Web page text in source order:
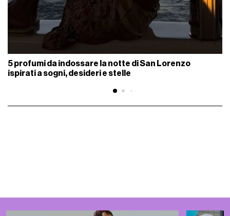
5 profumi da indossare la notte di San Lorenzo
ispirati a sogni, desideri e stelle